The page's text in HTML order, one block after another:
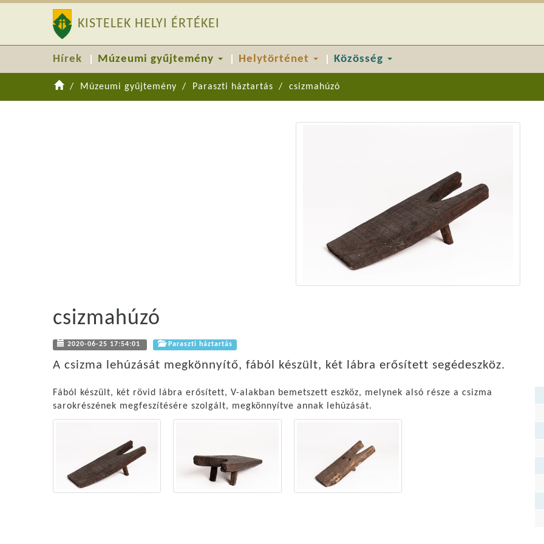
KISTELEK HELYI ÉRTÉKEI
Hírek Múzeumi gyűjtemény Helytörténet Közösség
Múzeumi gyűjtemény Paraszti háztartás csizmahúzó
csizmahúzó
2020-06-25 17:54:01 Paraszti háztartás
A csizma lehúzását megkönnyítő, fából készült, két lábra erősített segédeszköz.
Fából készült, két rövid lábra erősített, V-alakban bemetszett eszköz, melynek alsó része a csizma
sarokrészének megfeszítésére szolgált, megkönnyítve annak lehúzását.